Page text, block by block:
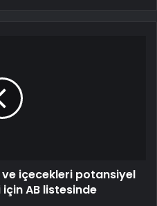
ve içecekleri potansiyel
AB listesinde